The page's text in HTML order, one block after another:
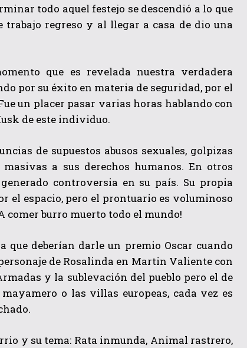
todo aquel festejo se descendió a lo que
regreso y al llegar a casa de dio una
que es revelada nuestra verdadera
por su éxito en materia de seguridad, por el
un placer pasar varias horas hablando con
de este individuo.
de supuestos abusos sexuales, golpizas
a sus derechos humanos. En otros
controversia en su país. Su propia
el espacio, pero el prontuario es voluminoso
comer burro muerto todo el mundo!
que deberían darle un premio Oscar cuando
de Rosalinda en Martin Valiente con
y la sublevación del pueblo pero el de
o las villas europeas, cada vez es
y su tema: Rata inmunda, Animal rastrero,